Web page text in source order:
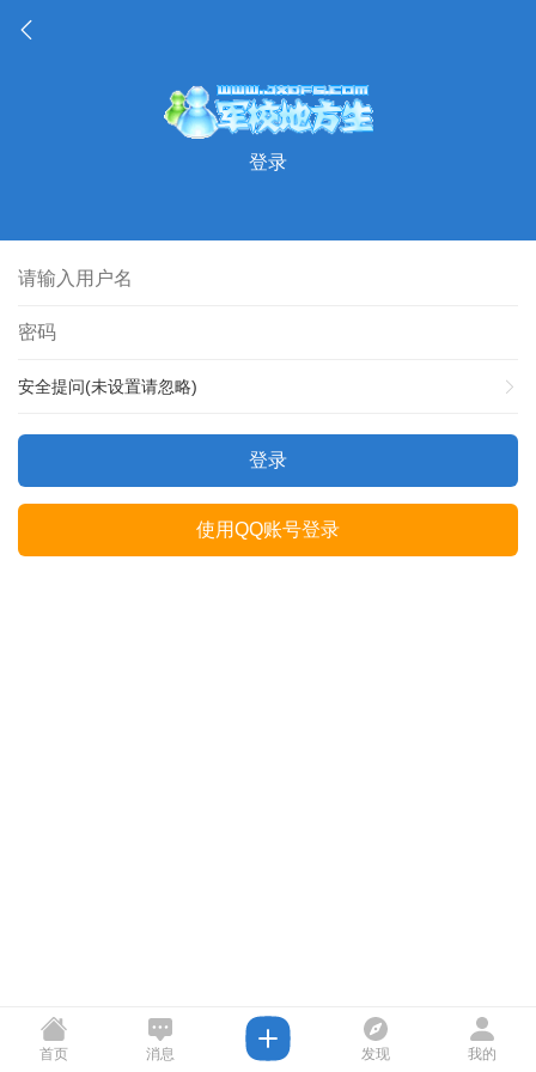
登录
安全提问(未设置请忽略)
登录
使用QQ账号登录
首页 消息 发现 我的